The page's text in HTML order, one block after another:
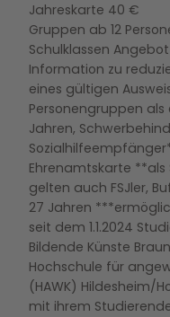
Jahreskarte 40 €
Gruppen ab 12
Schulklassen
Information zu
eines gültigen
Personengruppen
Jahren,
Ehrenamtskarte
gelten auch FSJler,
27 Jahren
seit dem 1.1.2024
Bildende Künste
Hochschule für
(HAWK) Hildesheim/
mit ihrem